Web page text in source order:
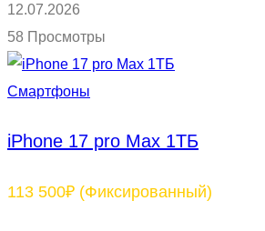
12.07.2026
58 Просмотры
Смартфоны
iPhone 17 pro Max 1TБ
113 500₽ (Фиксированный)